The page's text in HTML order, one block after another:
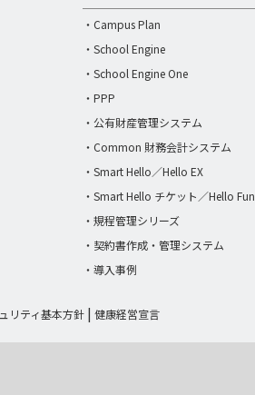
・Campus Plan
・School Engine
・School Engine One
・PPP
・公有財産管理システム
・Common 財務会計システム
・Smart Hello／Hello EX
・Smart Hello チケット／Hello Fun
・規程管理シリーズ
・契約書作成・管理システム
・導入事例
リティ基本方針 健康経営宣言